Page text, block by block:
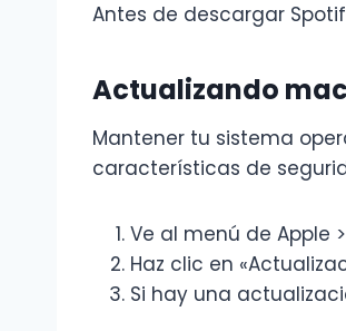
Antes de descargar
Actualizando
Mantener tu sistema
características de
Ve al menú de Apple
Haz clic en
Si hay una